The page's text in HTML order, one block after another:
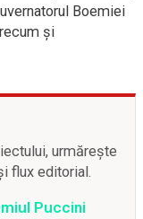
Boemiei
și
urmărește
flux editorial.
Puccini